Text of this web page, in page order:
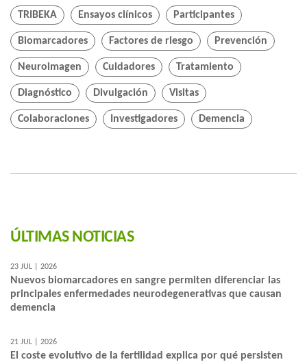
TRIBEKA Ensayos clínicos Participantes
Biomarcadores Factores de riesgo Prevención
Neuroimagen Cuidadores Tratamiento
Diagnóstico Divulgación Visitas
Colaboraciones Investigadores Demencia
ÚLTIMAS NOTICIAS
23 JUL | 2026
Nuevos biomarcadores en sangre permiten diferenciar las
principales enfermedades neurodegenerativas que causan
demencia
21 JUL | 2026
El coste evolutivo de la fertilidad explica por qué persisten